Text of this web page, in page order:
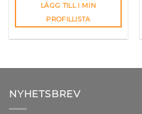
LÄGG TILL I MIN
PROFILLISTA
NYHETSBREV